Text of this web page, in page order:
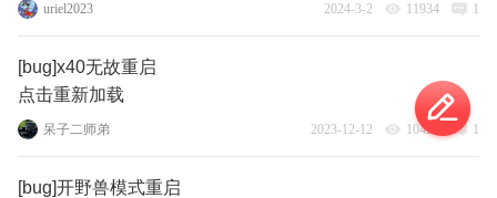
uriel2023 2024-3-2 11934 1
[bug]x40无故重启
点击重新加载
呆子二师弟 2023-12-12 10423 1
[bug]开野兽模式重启